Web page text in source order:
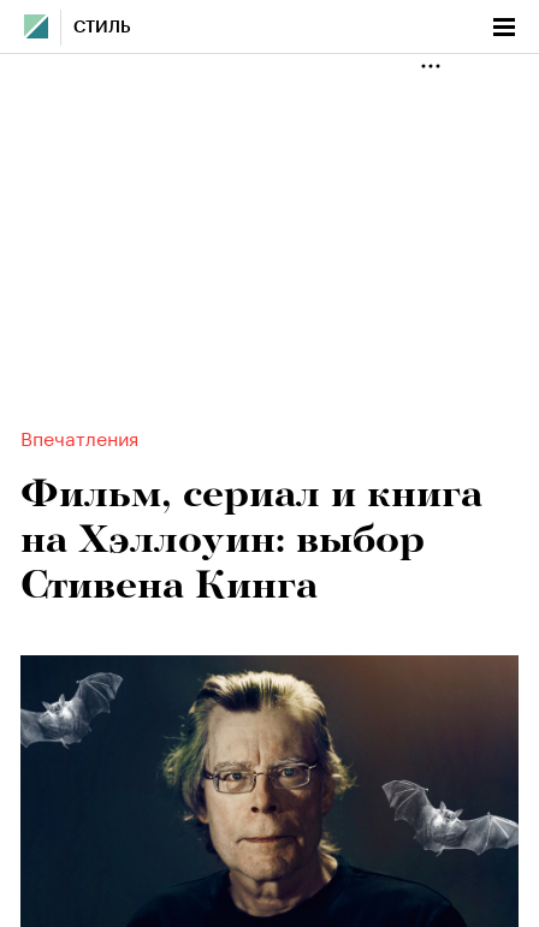
СТИЛЬ
Впечатления
Фильм, сериал и книга
на Хэллоуин: выбор
Стивена Кинга